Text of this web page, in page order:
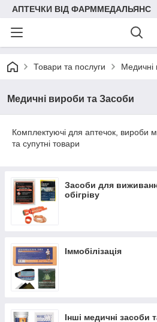
АПТЕЧКИ ВІД ФАРММЕДАЛЬЯНС
Товари та послуги Медичні
Медичні вироби та Засоби
Комплектуючі для аптечок, вироби
та супутні товари
Засоби для
обігріву
Іммобілізація
Інші медичні засоби